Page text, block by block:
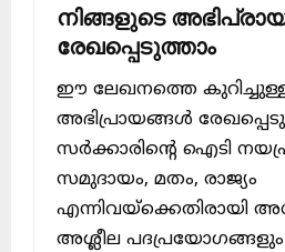
നിങ്ങളുടെ
രേഖപ്പെടുത്താം
ഈ ലേഖനത്തെ
അഭിപ്രായങ്ങൾ
സർക്കാരിന്റെ ഐടി
സമുദായം, മതം, രാജ്യം
എന്നിവയ്ക്കെതിരായി
അശ്ലീല